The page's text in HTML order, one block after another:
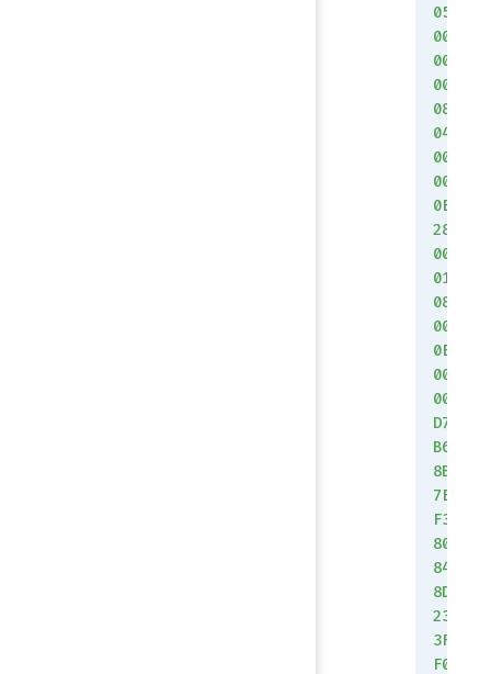
05
00
00
00
08
04
00
00
0E
28
00
01
08
00
0E
00
00
D7
B6
8B
7E
F3
80
84
8D
23
3F
F0